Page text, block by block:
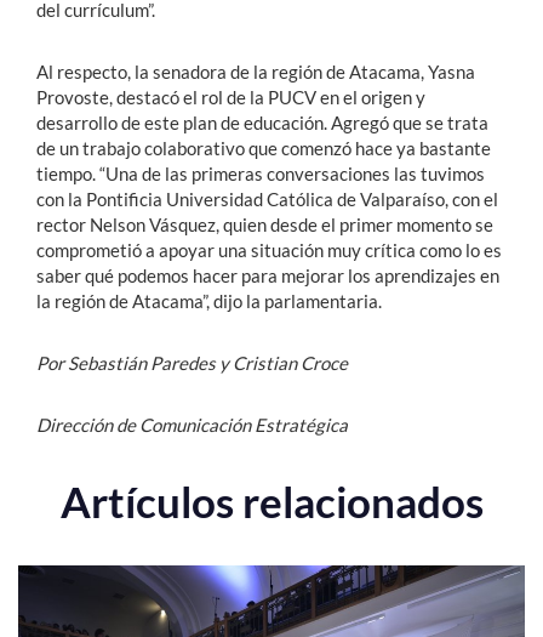
del currículum”.
Al respecto, la senadora de la región de Atacama, Yasna
Provoste, destacó el rol de la PUCV en el origen y
desarrollo de este plan de educación. Agregó que se trata
de un trabajo colaborativo que comenzó hace ya bastante
tiempo. “Una de las primeras conversaciones las tuvimos
con la Pontificia Universidad Católica de Valparaíso, con el
rector Nelson Vásquez, quien desde el primer momento se
comprometió a apoyar una situación muy crítica como lo es
saber qué podemos hacer para mejorar los aprendizajes en
la región de Atacama”, dijo la parlamentaria.
Por Sebastián Paredes y Cristian Croce
Dirección de Comunicación Estratégica
Artículos relacionados